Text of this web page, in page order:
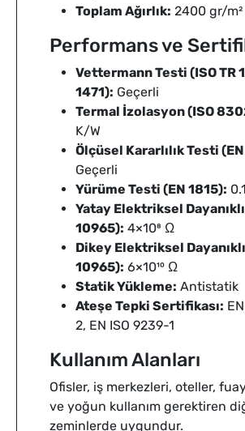
Toplam Ağırlık: 2400 gr/m²
Performans ve
Vettermann Testi (ISO TR
1471): Geçerli
Termal İzolasyon (ISO
K/W
Ölçüsel Kararlılık Testi
Geçerli
Yürüme Testi (EN 1815):
Yatay Elektriksel
10965): 4×10⁸ Ω
Dikey Elektriksel
10965): 6×10¹⁰ Ω
Statik Yükleme: Antistatik
Ateşe Tepki Sertifikası:
2, EN ISO 9239-1
Kullanım Alanları
Ofisler, iş merkezleri, oteller,
ve yoğun kullanım gerektiren
zeminlerde uygundur.